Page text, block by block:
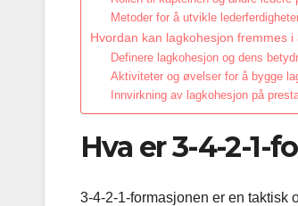
Metoder for å utvikle
Hvordan kan lagkohesjon fremmes
Definere lagkohesjon og dens
Aktiviteter og øvelser for å bygge
Innvirkning av lagkohesjon på
Hva er 3-4-2-1-
3-4-2-1-formasjonen er en taktisk